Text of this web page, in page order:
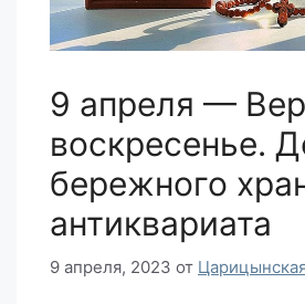
9 апреля —
воскресенье.
бережного
антиквариата
9 апреля, 2023 от